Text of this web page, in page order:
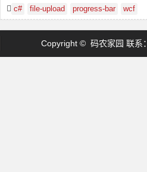
c# file-upload progress-bar wcf
Copyright © 码农家园 联系：